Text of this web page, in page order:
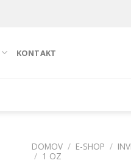
KONTAKT
DOMOV / E-SHOP /
/ 1 OZ